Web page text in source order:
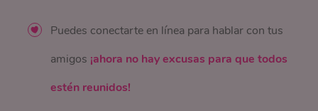
Puedes conectarte en línea para hablar con tus
amigos ¡ahora no hay excusas para que todos
estén reunidos!